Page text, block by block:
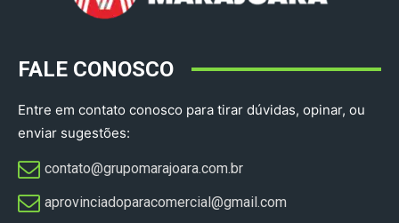
FALE CONOSCO
Entre em contato conosco para tirar dúvidas, opinar, ou
enviar sugestões:
contato@grupomarajoara.com.br
aprovinciadoparacomercial@gmail.com​